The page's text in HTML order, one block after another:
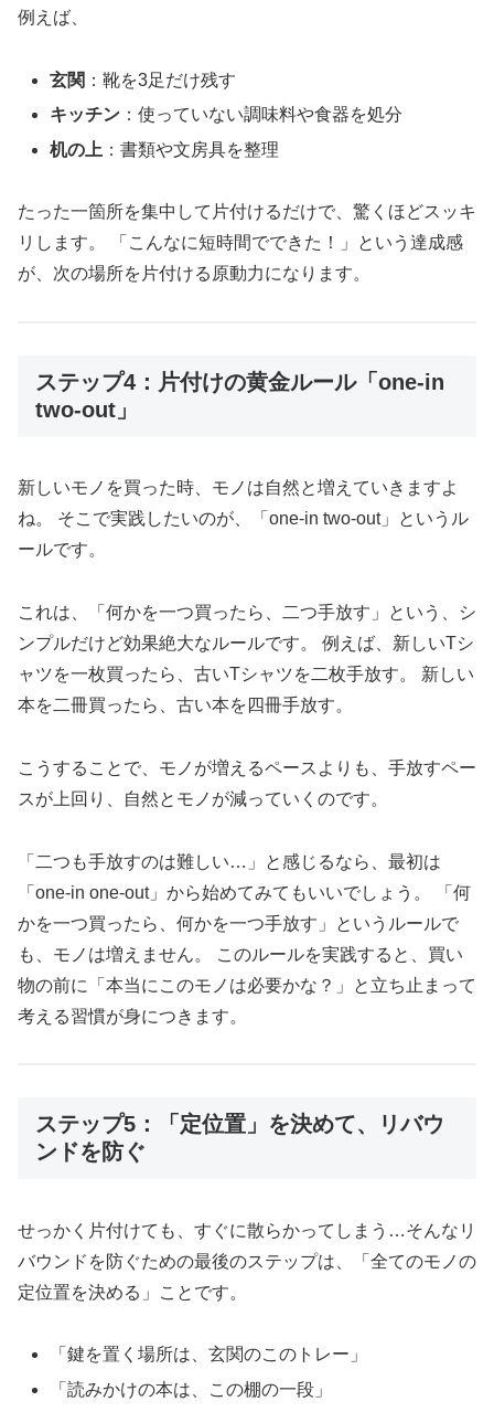
例えば、
玄関 ：靴を3足だけ残す
キッチン ：使っていない調味料や食器を処分
机の上 ：書類や文房具を整理
たった一箇所を集中して片付けるだけで、驚くほどスッキ
リします。 「こんなに短時間でできた！」という達成感
が、次の場所を片付ける原動力になります。
ステップ4：片付けの黄金ルール「one-in
two-out」
新しいモノを買った時、モノは自然と増えていきますよ
ね。 そこで実践したいのが、「one-in two-out」というル
ールです。
これは、「何かを一つ買ったら、二つ手放す」という、シ
ンプルだけど効果絶大なルールです。 例えば、新しいTシ
ャツを一枚買ったら、古いTシャツを二枚手放す。 新しい
本を二冊買ったら、古い本を四冊手放す。
こうすることで、モノが増えるペースよりも、手放すペー
スが上回り、自然とモノが減っていくのです。
「二つも手放すのは難しい…」と感じるなら、最初は
「one-in one-out」から始めてみてもいいでしょう。 「何
かを一つ買ったら、何かを一つ手放す」というルールで
も、モノは増えません。 このルールを実践すると、買い
物の前に「本当にこのモノは必要かな？」と立ち止まって
考える習慣が身につきます。
ステップ5：「定位置」を決めて、リバウ
ンドを防ぐ
せっかく片付けても、すぐに散らかってしまう…そんなリ
バウンドを防ぐための最後のステップは、「全てのモノの
定位置を決める」ことです。
「鍵を置く場所は、玄関のこのトレー」
「読みかけの本は、この棚の一段」